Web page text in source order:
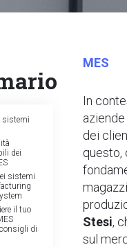
sistemi
dei
sistemi
il tuo
di
MES
In
dei
questo,
Stesi,
sul